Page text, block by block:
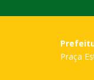
Praça